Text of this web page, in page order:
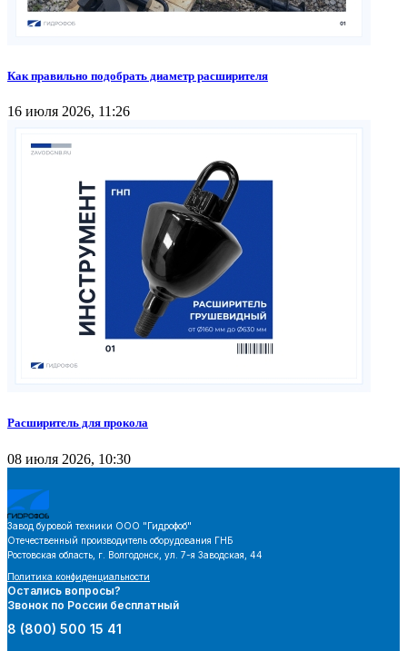
Как правильно подобрать диаметр расширителя
16 июля 2026, 11:26
Расширитель для прокола
08 июля 2026, 10:30
Завод буровой техники ООО "Гидрофоб"
Отечественный производитель оборудования ГНБ
Ростовская область, г. Волгодонск, ул. 7-я Заводская, 44
Политика конфиденциальности
Остались вопросы?
Звонок по России бесплатный
8 (800) 500 15 41